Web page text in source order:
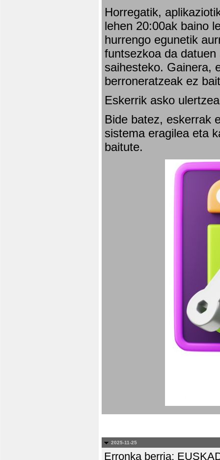
Horregatik,
lehen 20:00ak baino
hurrengo egunetik
funtsezkoa da
saihesteko. Gainera,
berroneratzeak ez
Eskerrik asko
Bide batez, eskerrak
sistema eragilea eta
baitute.
2025-11-25
Erronka berria: